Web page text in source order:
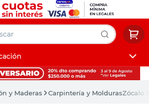
y Maderas Carpintería y MoldurasZócalo